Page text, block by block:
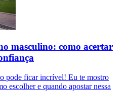
masculino: como acertar
pode ficar incrível! Eu te mostro
escolher e quando apostar nessa